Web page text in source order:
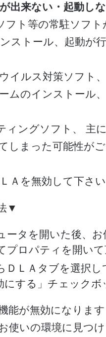
出来ない・起動し
フト等の常駐ソフ
ストール、起動が
イルス対策ソフト
ムのインストール
ィングソフト、 主
しまった可能性が
Ａを無効して下さ
▼
ータを開いた後、
プロパティを開い
ＤＬＡタブを選択
にする」チェック
能が無効になりま
使いの環境に見つ